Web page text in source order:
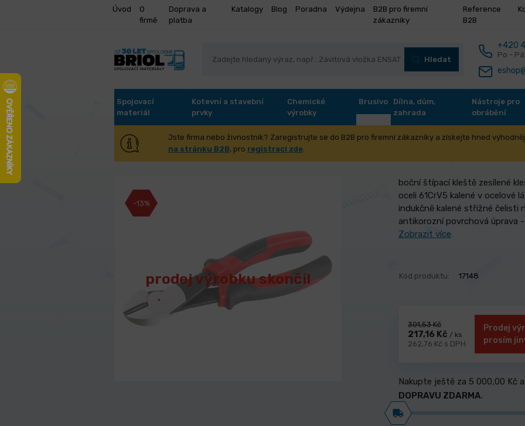
Úvod
O
firmě
Doprava a
platba
Katalogy Blog Poradna Výdejna
B2B pro firemní
zákazníky
Reference
B2B
Hledat
+420
Po -
Spojovací
materiál
Kotevní a stavební
prvky
Chemické
výrobky
Brusivo
Dílna, dům,
zahrada
Nástroje pro
obrábění
Jste firma nebo živnostník? Zaregistrujte se do B2B pro firemní zákazníky a získejte hned
na stránku B2B, pro registraci zde.
Kleště boční štípací FESTA CrV 180mm
prodej výrobku skončil
-13%
boční štípací kleště zesílené
oceli 61CrV5 kalené v ocelové
indukčně kalené střižné čelisti
antikorozní povrchová úprava
Zobrazit více
Kód produktu: 17148
301,53 Kč
217,16 Kč / ks
262,76 Kč s DPH
Prodej
prosím
Nakupte ještě za 5 000,00 Kč
DOPRAVU ZDARMA.